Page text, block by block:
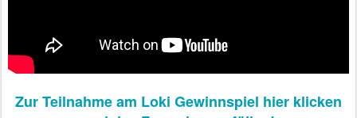
Zur Teilnahme am Loki Gewinnspiel hier klicken